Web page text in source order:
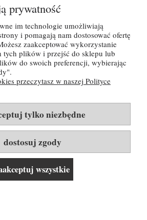
POMOC
MOJE KONTO
I DOSTAWA
O NAS
kategorii i linków ▼
prywatność
im technologie umożliwiają
i pomagają nam dostosować ofertę
zaakceptować wykorzystanie
tych plików i przejść do sklepu lub
do swoich preferencji, wybierając
przeczytasz w naszej Polityce
tylko niezbędne
dostosuj zgody
wszystkie
przetwarzanie danych osobowych
prywatności Buy Wine Sp. z o.o.
kod na 30 zł rabatu
Nie, dziękuję
zapoznać się zpolityką prywatności